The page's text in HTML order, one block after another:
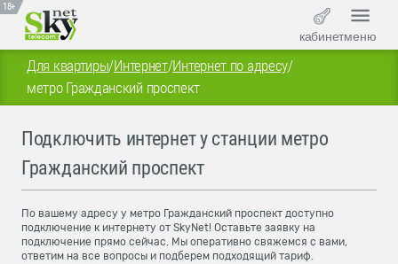
18+
кабинетменю
Для квартиры/Интернет/Интернет по адресу/
метро Гражданский проспект
Подключить интернет у станции метро
Гражданский проспект
По вашему адресу у метро Гражданский проспект доступно
подключение к интернету от SkyNet! Оставьте заявку на
подключение прямо сейчас. Мы оперативно свяжемся с вами,
ответим на все вопросы и подберем подходящий тариф.